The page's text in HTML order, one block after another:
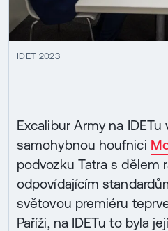
IDET 2023
Excalibur Army na IDETu
samohybnou houfnici
podvozku Tatra s dělem
odpovídajícím
světovou premiéru
Paříži, na IDETu to byla